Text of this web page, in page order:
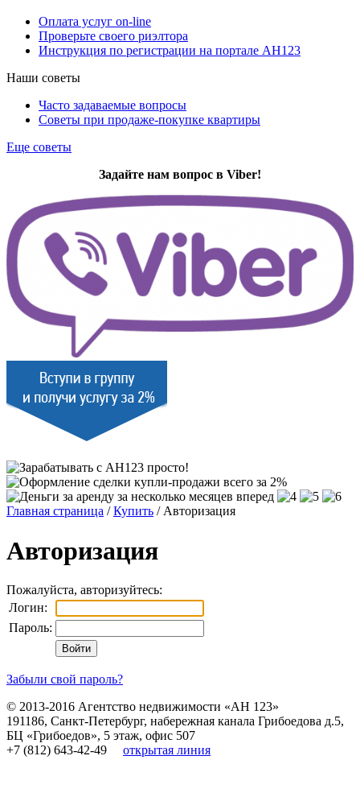
Оплата услуг on-line
Проверьте своего риэлтора
Инструкция по регистрации на портале АН123
Наши советы
Часто задаваемые вопросы
Советы при продаже-покупке квартиры
Еще советы
Задайте нам вопрос в Viber!
Главная страница /Купить / Авторизация
Авторизация
Пожалуйста, авторизуйтесь:
Логин:
Пароль:
Забыли свой пароль?
© 2013-2016 Агентство недвижимости «АН 123»
191186, Санкт-Петербург, набережная канала Грибоедова д.5,
БЦ «Грибоедов», 5 этаж, офис 507
+7 (812) 643-42-49
открытая линия